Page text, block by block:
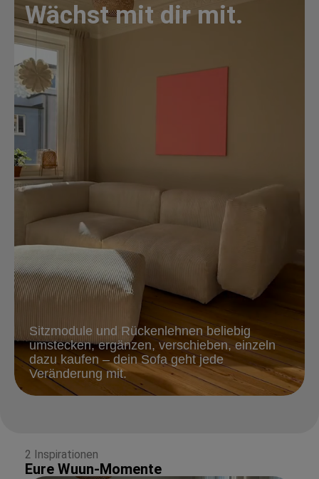
Wächst mit dir mit.
Sitzmodule und Rückenlehnen beliebig
umstecken, ergänzen, verschieben, einzeln
dazu kaufen – dein Sofa geht jede
Veränderung mit.
2 Inspirationen
Eure Wuun-Momente